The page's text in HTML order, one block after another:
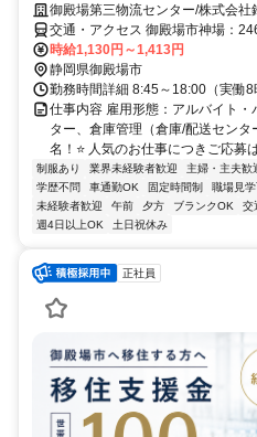
御殿場第三物流センター/株式会社
交通・アクセス 御殿場市神場：
方面からも通勤便利です JR御殿
殿場線 富士岡駅から車で８分
時給1,130円～1,413円
静岡県御殿場市
勤務時間詳細 8:45～18:00（実働8
仕事内容 雇用形態：アルバイト
ター、倉庫管理（倉庫/配送センタ
名！⭐ 人気のお仕事につきご応募
制服あり 業界未経験者歓迎 主婦・主夫歓
学歴不問
車通勤OK 固定時間制 職場見学
未経験者歓迎
午前 夕方 ブランクOK 交
週4日以上OK
土日祝休み
正社員